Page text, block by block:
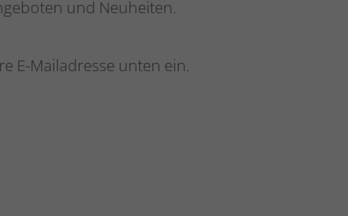
und Neuheiten.
E-Mailadresse unten ein.